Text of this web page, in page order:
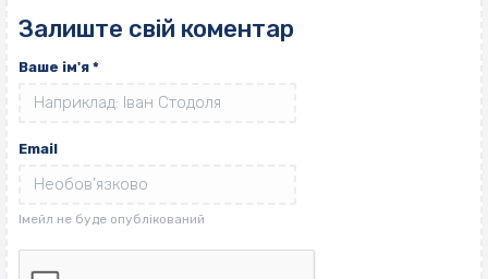
Залиште свій коментар
Ваше ім'я *
Email